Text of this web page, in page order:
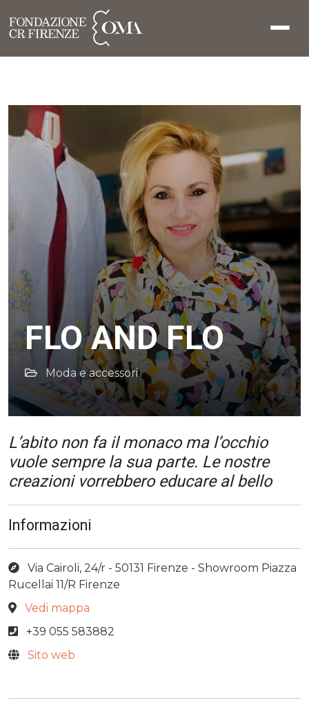
FLO AND FLO
Moda e accessori
L’abito non fa il monaco ma l’occhio
vuole sempre la sua parte. Le nostre
creazioni vorrebbero educare al bello
Informazioni
Via Cairoli, 24/r - 50131 Firenze - Showroom Piazza
Rucellai 11/R Firenze
Vedi mappa
+39 055 583882
Sito web